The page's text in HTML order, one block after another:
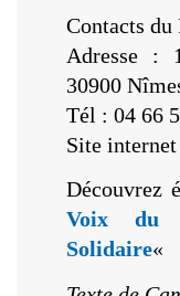
Contacts
Adresse :
30900
Tél : 04 66
Site internet
Découvrez
Voix du
Solidaire«